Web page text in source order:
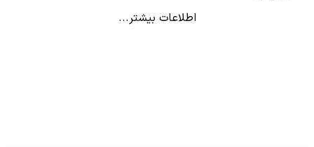
اطلاعات بیشتر...